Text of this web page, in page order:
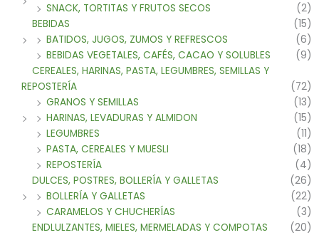
SNACK, TORTITAS Y FRUTOS SECOS
(2)
BEBIDAS
(15)
BATIDOS, JUGOS, ZUMOS Y REFRESCOS
(6)
BEBIDAS VEGETALES, CAFÉS, CACAO Y SOLUBLES
(9)
CEREALES, HARINAS, PASTA, LEGUMBRES, SEMILLAS Y
REPOSTERÍA
(72)
GRANOS Y SEMILLAS
(13)
HARINAS, LEVADURAS Y ALMIDON
(15)
LEGUMBRES
(11)
PASTA, CEREALES Y MUESLI
(18)
REPOSTERÍA
(4)
DULCES, POSTRES, BOLLERÍA Y GALLETAS
(26)
BOLLERÍA Y GALLETAS
(22)
CARAMELOS Y CHUCHERÍAS
(3)
ENDLULZANTES, MIELES, MERMELADAS Y COMPOTAS
(20)